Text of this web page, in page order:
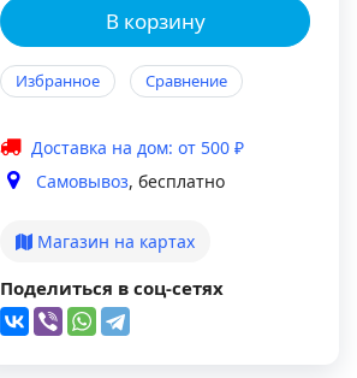
В корзину
Избранное Сравнение
Доставка на дом: от 500 ₽
Самовывоз, бесплатно
Магазин на картах
Поделиться в соц-сетях